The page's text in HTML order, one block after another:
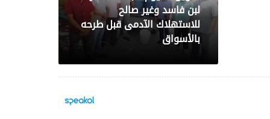
مدير أمن سوهاج يواصل
جولاته المفاجئة ويتفقد
الكنائس والأديرة
4 كليات بجامعة المنصورة من